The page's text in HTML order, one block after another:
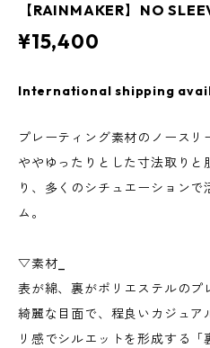
【RAINMAKER】NO
¥15,400
International shipping
プレーティング素材のノースリ
ややゆったりとした寸法取りと
り、多くのシチュエーション
ム。
▽素材_
表が綿、裏がポリエステルのプ
綺麗な目面で、程良いカジュア
リ感でシルエットを形成する